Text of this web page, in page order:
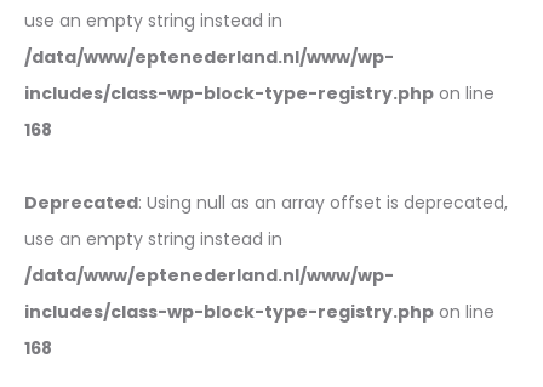
use an empty string instead in
/data/www/eptenederland.nl/www/wp-
includes/class-wp-block-type-registry.php on line
168
Deprecated: Using null as an array offset is deprecated,
use an empty string instead in
/data/www/eptenederland.nl/www/wp-
includes/class-wp-block-type-registry.php on line
168